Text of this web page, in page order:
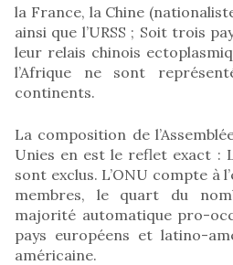
la France, la Chine
ainsi que l’URSS ; Soit trois
leur relais chinois
l’Afrique ne sont
continents.
La composition de
Unies en est le reflet exact :
sont exclus. L’ONU compte à
membres, le quart du
majorité automatique pro-
pays européens et latino-
américaine.